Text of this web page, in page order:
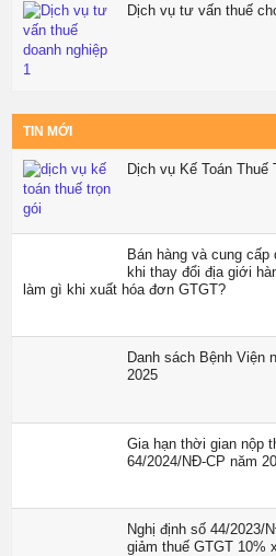
Dịch vụ tư vấn thuế
TIN MỚI
Dịch vụ Kế Toán Thuế
Bán hàng và cung
khi thay đổi địa giới
làm gì khi xuất hóa đơn GTGT?
Danh sách Bệnh Viện
2025
Gia hạn thời gian nộp
64/2024/NĐ-CP năm
Nghị định số 44/2023/
giảm thuế GTGT 10%